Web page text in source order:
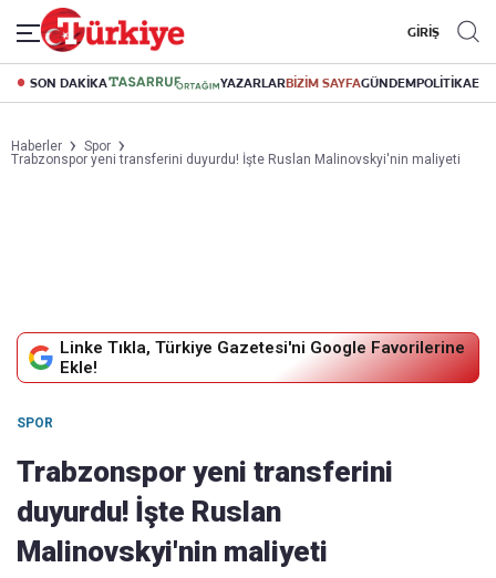
GİRİŞ
SON DAKİKA YAZARLARBİZİM SAYFAGÜNDEMPOLİTİKA
Haberler
Spor
Trabzonspor yeni transferini duyurdu! İşte Ruslan Malinovskyi'nin maliyeti
Linke Tıkla, Türkiye Gazetesi'ni Google Favorilerine
Ekle!
SPOR
Trabzonspor yeni transferini
duyurdu! İşte Ruslan
Malinovskyi'nin maliyeti